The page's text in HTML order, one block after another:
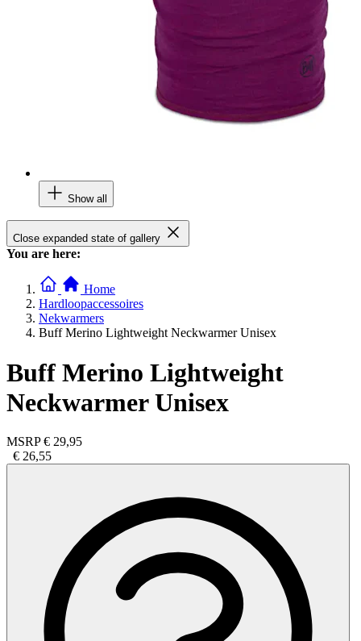
Show all
Close expanded state of gallery
You are here:
Home
Hardloopaccessoires
Nekwarmers
Buff Merino Lightweight Neckwarmer Unisex
Buff Merino Lightweight
Neckwarmer Unisex
MSRP € 29,95
€ 26,55